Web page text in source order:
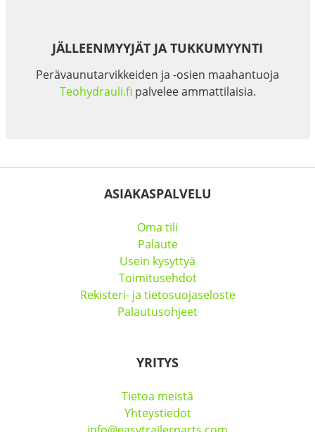
JÄLLEENMYYJÄT JA TUKKUMYYNTI
Perävaunutarvikkeiden ja -osien maahantuoja
Teohydrauli.fi palvelee ammattilaisia.
ASIAKASPALVELU
Oma tili
Palaute
Usein kysyttyä
Toimitusehdot
Rekisteri- ja tietosuojaseloste
Palautusohjeet
YRITYS
Tietoa meistä
Yhteystiedot